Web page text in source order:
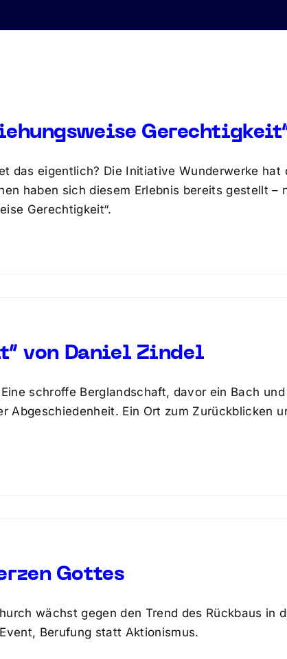
das eigentlich? Die Initiative Wunderwerke hat
haben sich diesem Erlebnis bereits gestellt –
Gerechtigkeit“.
von Daniel Zindel
schroffe Berglandschaft, davor ein Bach
Abgeschiedenheit. Ein Ort zum Zurückblicken
Gottes
wächst gegen den Trend des Rückbaus in
Berufung statt Aktionismus.